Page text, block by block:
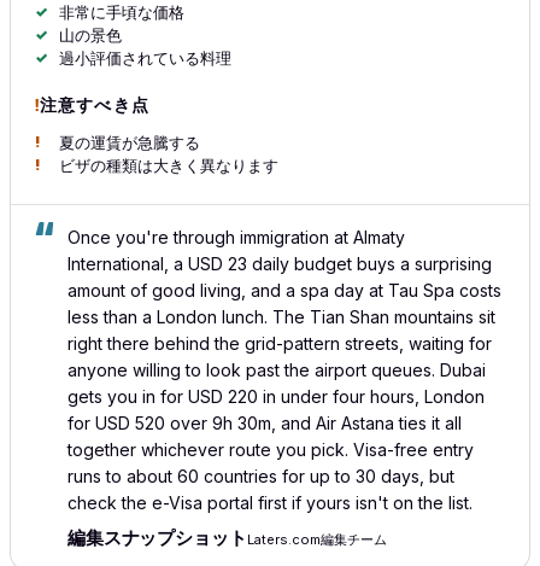
非常に手頃な価格
山の景色
過小評価されている料理
注意すべき点
夏の運賃が急騰する
ビザの種類は大きく異なります
Once you're through immigration at Almaty
International, a USD 23 daily budget buys a surprising
amount of good living, and a spa day at Tau Spa costs
less than a London lunch. The Tian Shan mountains sit
right there behind the grid-pattern streets, waiting for
anyone willing to look past the airport queues. Dubai
gets you in for USD 220 in under four hours, London
for USD 520 over 9h 30m, and Air Astana ties it all
together whichever route you pick. Visa-free entry
runs to about 60 countries for up to 30 days, but
check the e-Visa portal first if yours isn't on the list.
編集スナップショット Laters.com編集チーム